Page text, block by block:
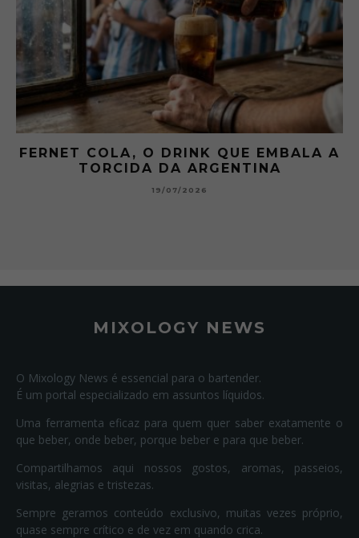
FERNET COLA, O DRINK QUE EMBALA A
TORCIDA DA ARGENTINA
19/07/2026
MIXOLOGY NEWS
O Mixology News é essencial para o bartender.
É um portal especializado em assuntos líquidos.
Uma ferramenta eficaz para quem quer saber exatamente o
que beber, onde beber, porque beber e para que beber.
Compartilhamos aqui nossos gostos, aromas, passeios,
visitas, alegrias e tristezas.
Sempre geramos conteúdo exclusivo, muitas vezes próprio,
quase sempre crítico e de vez em quando crica.